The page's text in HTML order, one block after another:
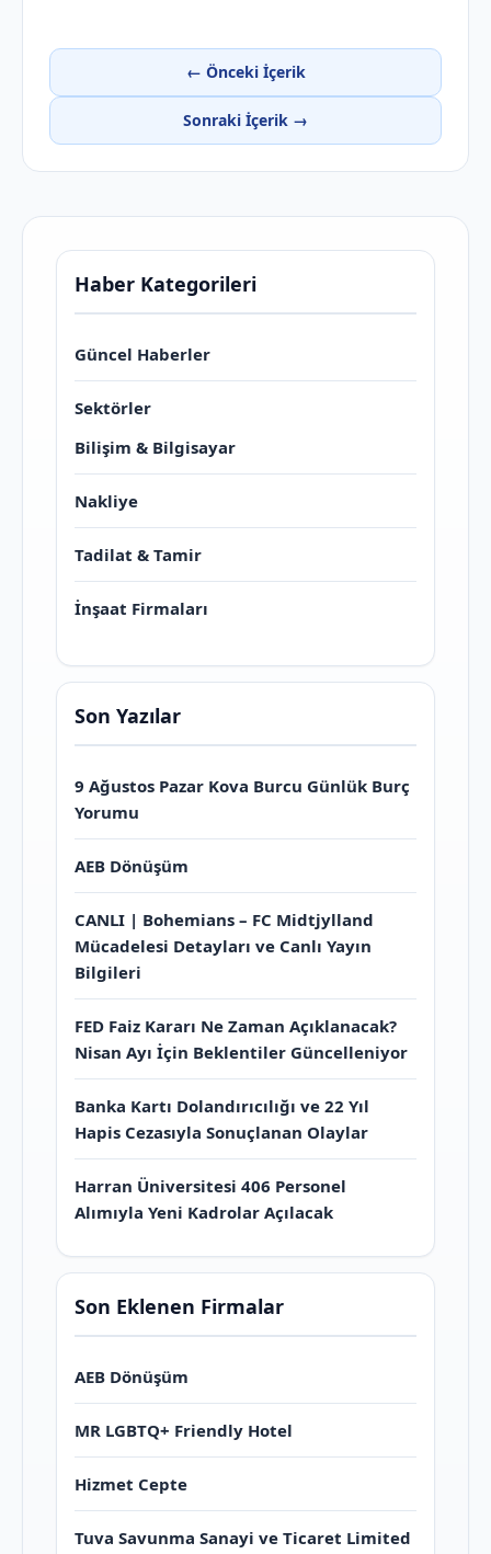
← Önceki İçerik
Sonraki İçerik →
Haber Kategorileri
Güncel Haberler
Sektörler
Bilişim & Bilgisayar
Nakliye
Tadilat & Tamir
İnşaat Firmaları
Son Yazılar
9 Ağustos Pazar Kova Burcu Günlük Burç
Yorumu
AEB Dönüşüm
CANLI | Bohemians – FC Midtjylland
Mücadelesi Detayları ve Canlı Yayın
Bilgileri
FED Faiz Kararı Ne Zaman Açıklanacak?
Nisan Ayı İçin Beklentiler Güncelleniyor
Banka Kartı Dolandırıcılığı ve 22 Yıl
Hapis Cezasıyla Sonuçlanan Olaylar
Harran Üniversitesi 406 Personel
Alımıyla Yeni Kadrolar Açılacak
Son Eklenen Firmalar
AEB Dönüşüm
MR LGBTQ+ Friendly Hotel
Hizmet Cepte
Tuva Savunma Sanayi ve Ticaret Limited